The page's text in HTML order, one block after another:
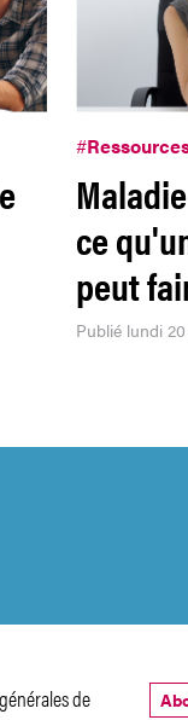
#
ce
peut
Publié lundi
de